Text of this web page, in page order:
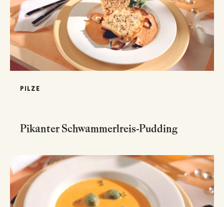
PILZE
Pikanter Schwammerlreis-Pudding